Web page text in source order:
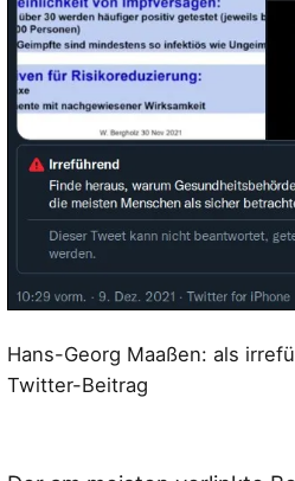
Hans-Georg Maaßen: als
Twitter-Beitrag